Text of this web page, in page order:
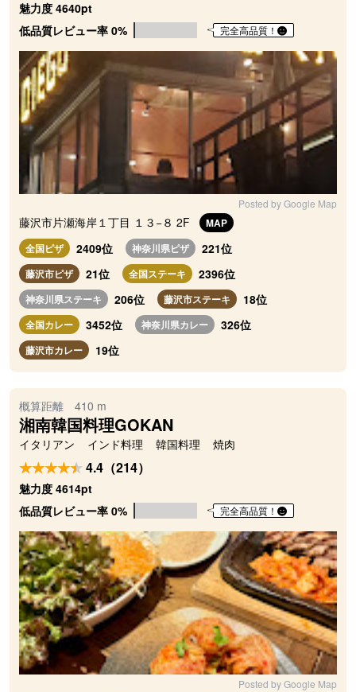
魅力度 4640pt
低品質レビュー率 0%
完全高品質！
Posted by Google Map
藤沢市片瀬海岸１丁目 １３−８ 2F
MAP
全国ピザ
2409位 神奈川県ピザ 221位
藤沢市ピザ 21位 全国ステーキ 2396位
神奈川県ステーキ 206位 藤沢市ステーキ 18位
全国カレー 3452位 神奈川県カレー 326位
藤沢市カレー 19位
概算距離 410 m
湘南韓国料理GOKAN
イタリアン インド料理 韓国料理 焼肉
4.4（214）
魅力度 4614pt
低品質レビュー率 0%
完全高品質！
Posted by Google Map